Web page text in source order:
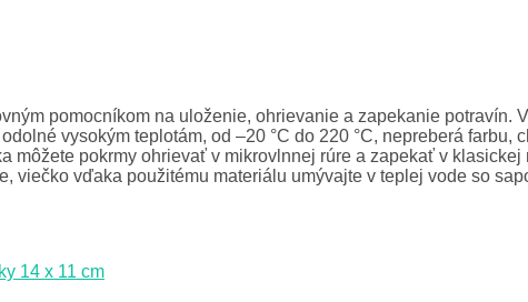
pomocníkom na uloženie, ohrievanie a zapekanie
vysokým teplotám, od –20 °C do 220 °C, nepreberá
môžete pokrmy ohrievať v mikrovlnnej rúre a zapekať v
viečko vďaka použitému materiálu umývajte v teplej vode so